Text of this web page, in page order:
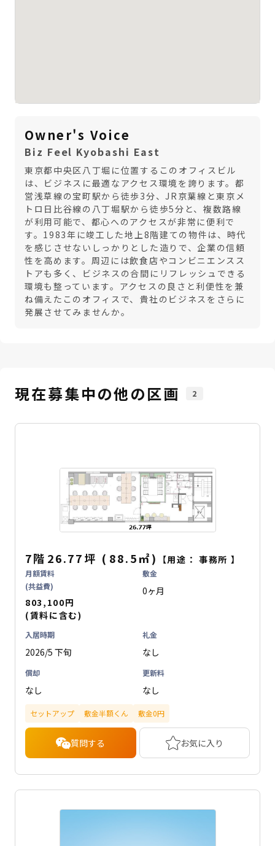
Owner's Voice
Biz Feel Kyobashi East
東京都中央区八丁堀に位置するこのオフィスビル
は、ビジネスに最適なアクセス環境を誇ります。都
営浅草線の宝町駅から徒歩3分、JR京葉線と東京メ
トロ日比谷線の八丁堀駅から徒歩5分と、複数路線
が利用可能で、都心へのアクセスが非常に便利で
す。1983年に竣工した地上8階建ての物件は、時代
を感じさせないしっかりとした造りで、企業の信頼
性を高めます。周辺には飲食店やコンビニエンスス
トアも多く、ビジネスの合間にリフレッシュできる
環境も整っています。アクセスの良さと利便性を兼
ね備えたこのオフィスで、貴社のビジネスをさらに
発展させてみませんか。
現在募集中の他の区画 2
7階 26.77坪 ( 88.5㎡) 【用途：事務所 】
月額賃料
(共益費)
803,100円
(賃料に含む)
敷金
0ヶ月
入居時期
2026/5 下旬
礼金
なし
償却
なし
更新料
なし
セットアップ 敷金半額くん 敷金0円
質問する お気に入り